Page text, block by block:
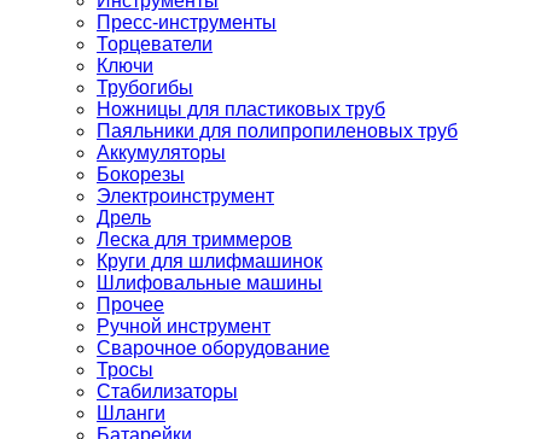
Пресс-инструменты
Торцеватели
Ключи
Трубогибы
Ножницы для пластиковых труб
Паяльники для полипропиленовых труб
Аккумуляторы
Бокорезы
Электроинструмент
Дрель
Леска для триммеров
Круги для шлифмашинок
Шлифовальные машины
Прочее
Ручной инструмент
Сварочное оборудование
Тросы
Стабилизаторы
Шланги